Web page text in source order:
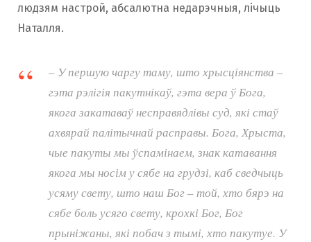
людзям настрой, абсалютна недарэчныя, лічыць
Наталля.
– У першую чаргу таму, што хрысціянства –
гэта рэлігія пакутнікаў, гэта вера ў Бога,
якога закатаваў несправядлівы суд, які стаў
ахвярай палітычнай расправы. Бога, Хрыста,
чые пакуты мы ўспамінаем, знак катавання
якога мы носім у сябе на грудзі, каб сведчыць
усяму свету, што наш Бог – той, хто бярэ на
сябе боль усяго свету, крохкі Бог, Бог
прыніжаны, які побач з тымі, хто пакутуе. У